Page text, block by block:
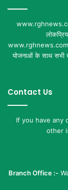
www.rghnews.com
योजनाओं के साथ सभी
Contact Us
If you have any
other
Branch Office :-